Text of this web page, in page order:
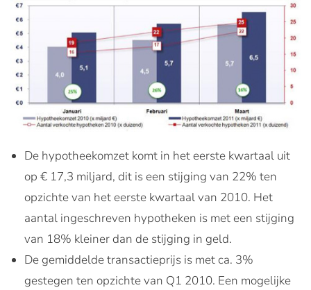
De hypotheekomzet komt in het eerste kwartaal uit
op € 17,3 miljard, dit is een stijging van 22% ten
opzichte van het eerste kwartaal van 2010. Het
aantal ingeschreven hypotheken is met een stijging
van 18% kleiner dan de stijging in geld.
De gemiddelde transactieprijs is met ca. 3%
gestegen ten opzichte van Q1 2010. Een mogelijke